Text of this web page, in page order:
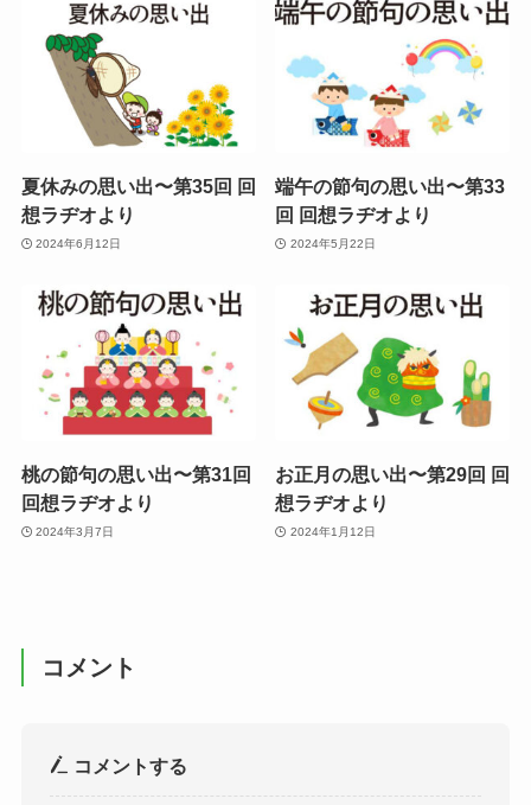
夏休みの思い出〜第35回 回
想ラヂオより
2024年6月12日
端午の節句の思い出〜第33
回 回想ラヂオより
2024年5月22日
桃の節句の思い出〜第31回
回想ラヂオより
2024年3月7日
お正月の思い出〜第29回 回
想ラヂオより
2024年1月12日
コメント
コメントする